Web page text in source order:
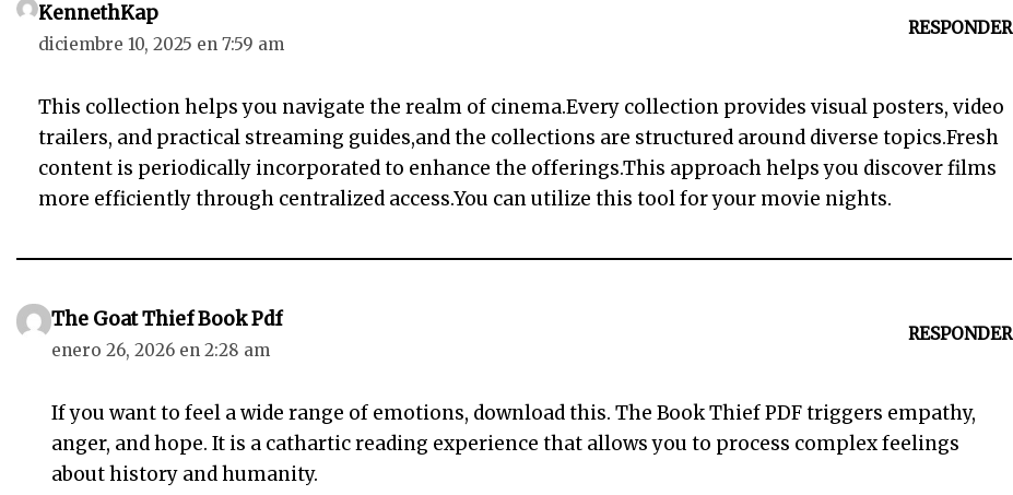
KennethKap
diciembre 10, 2025 en 7:59 am
RESPONDER
This collection helps you navigate the realm of cinema.Every collection provides visual posters, video
trailers, and practical streaming guides,and the collections are structured around diverse topics.Fresh
content is periodically incorporated to enhance the offerings.This approach helps you discover films
more efficiently through centralized access.You can utilize this tool for your movie nights.
The Goat Thief Book Pdf
enero 26, 2026 en 2:28 am
RESPONDER
If you want to feel a wide range of emotions, download this. The Book Thief PDF triggers empathy,
anger, and hope. It is a cathartic reading experience that allows you to process complex feelings
about history and humanity.